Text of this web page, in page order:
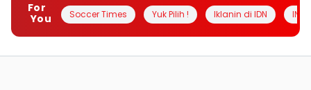
For
You
Soccer Times Yuk Pilih ! Iklanin di IDN